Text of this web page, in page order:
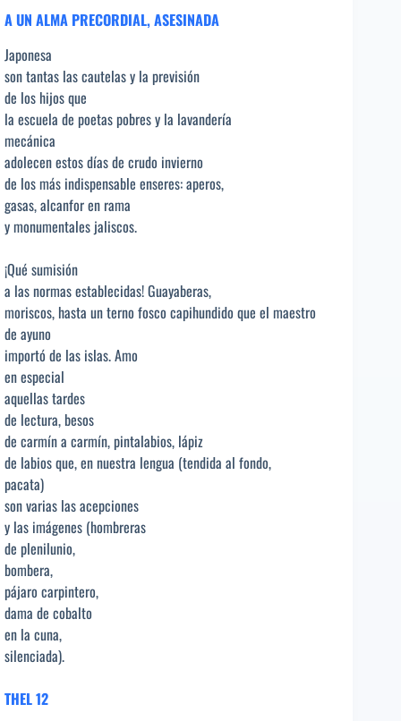
A UN ALMA PRECORDIAL, ASESINADA
Japonesa
son tantas las cautelas y la previsión
de los hijos que
la escuela de poetas pobres y la lavandería
mecánica
adolecen estos días de crudo invierno
de los más indispensable enseres: aperos,
gasas, alcanfor en rama
y monumentales jaliscos.
¡Qué sumisión
a las normas establecidas! Guayaberas,
moriscos, hasta un terno fosco capihundido que el maestro
de ayuno
importó de las islas. Amo
en especial
aquellas tardes
de lectura, besos
de carmín a carmín, pintalabios, lápiz
de labios que, en nuestra lengua (tendida al fondo,
pacata)
son varias las acepciones
y las imágenes (hombreras
de plenilunio,
bombera,
pájaro carpintero,
dama de cobalto
en la cuna,
silenciada).
THEL 12